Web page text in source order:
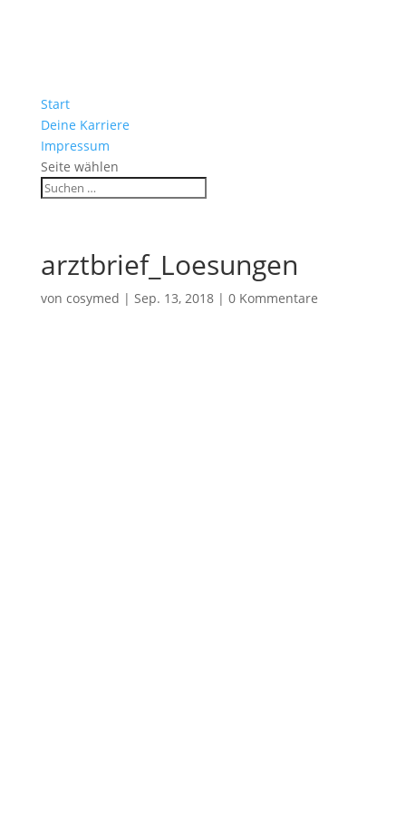
Start
Deine Karriere
Impressum
Seite wählen
arztbrief_Loesungen
von cosymed | Sep. 13, 2018| 0 Kommentare